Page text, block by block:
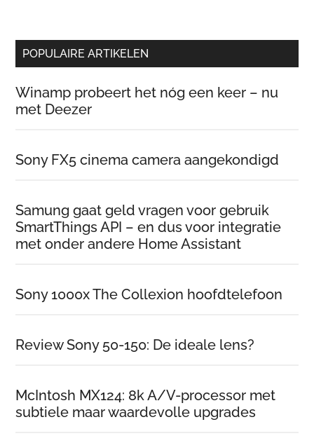
POPULAIRE ARTIKELEN
Winamp probeert het nóg een keer – nu
met Deezer
Sony FX5 cinema camera aangekondigd
Samung gaat geld vragen voor gebruik
SmartThings API – en dus voor integratie
met onder andere Home Assistant
Sony 1000x The Collexion hoofdtelefoon
Review Sony 50-150: De ideale lens?
McIntosh MX124: 8k A/V-processor met
subtiele maar waardevolle upgrades